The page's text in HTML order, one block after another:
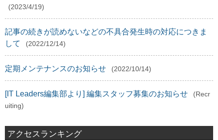
(2023/4/19)
記事の続きが読めないなどの不具合発生時の対応につきま
して
(2022/12/14)
定期メンテナンスのお知らせ (2022/10/14)
[IT Leaders編集部より] 編集スタッフ募集のお知らせ
(Recr
uiting)
アクセスランキング